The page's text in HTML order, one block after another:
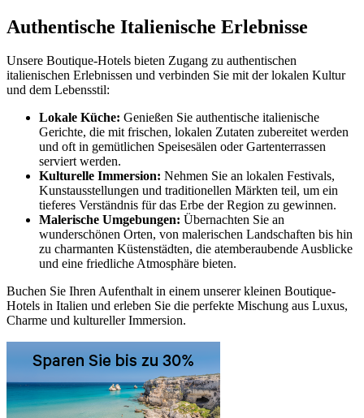
Authentische Italienische Erlebnisse
Unsere Boutique-Hotels bieten Zugang zu authentischen
italienischen Erlebnissen und verbinden Sie mit der lokalen Kultur
und dem Lebensstil:
Lokale Küche: Genießen Sie authentische italienische
Gerichte, die mit frischen, lokalen Zutaten zubereitet werden
und oft in gemütlichen Speisesälen oder Gartenterrassen
serviert werden.
Kulturelle Immersion: Nehmen Sie an lokalen Festivals,
Kunstausstellungen und traditionellen Märkten teil, um ein
tieferes Verständnis für das Erbe der Region zu gewinnen.
Malerische Umgebungen: Übernachten Sie an
wunderschönen Orten, von malerischen Landschaften bis hin
zu charmanten Küstenstädten, die atemberaubende Ausblicke
und eine friedliche Atmosphäre bieten.
Buchen Sie Ihren Aufenthalt in einem unserer kleinen Boutique-
Hotels in Italien und erleben Sie die perfekte Mischung aus Luxus,
Charme und kultureller Immersion.